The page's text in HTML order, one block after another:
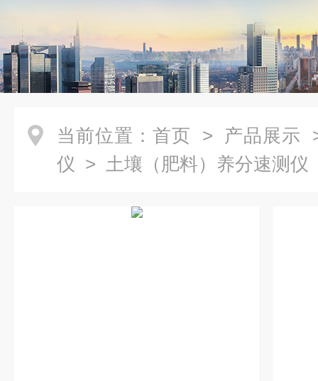
当前位置： 首页 > 产品展示
仪 > 土壤（肥料）养分速测仪